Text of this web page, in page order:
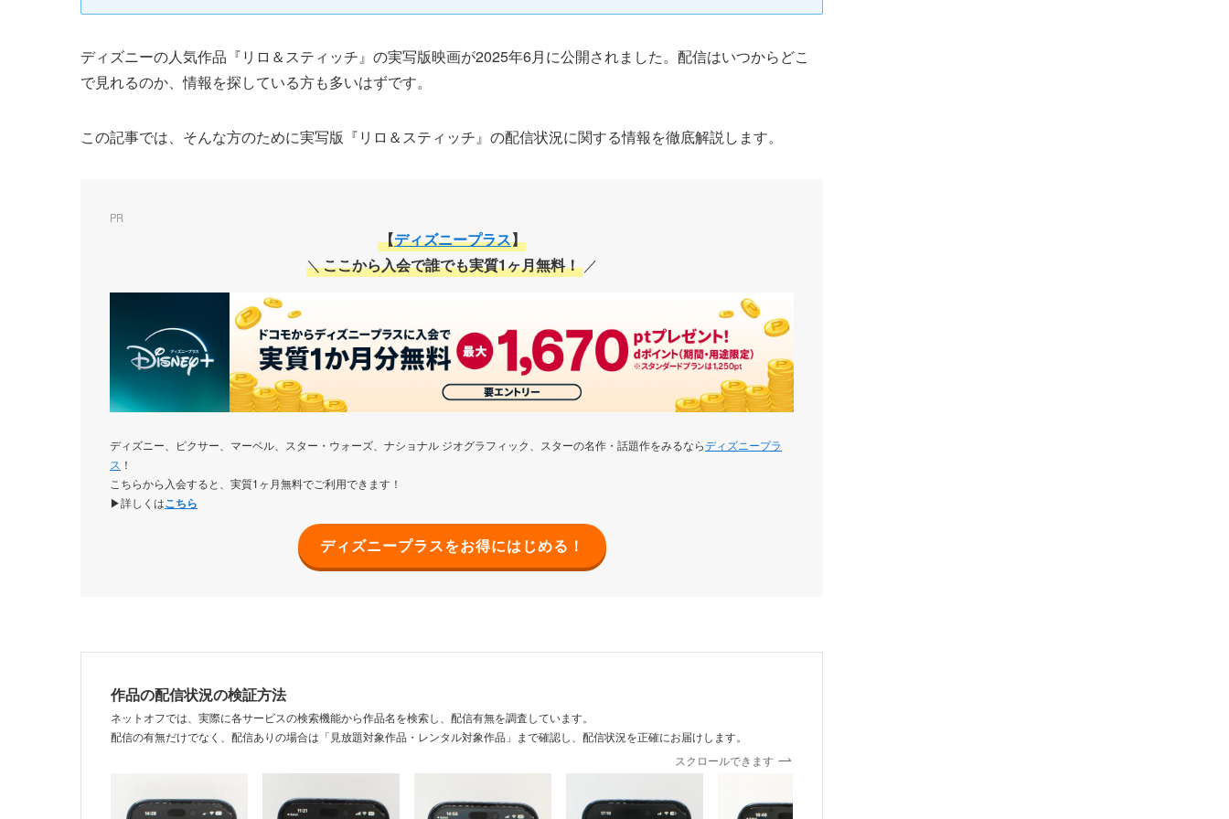
ディズニーの人気作品『リロ＆スティッチ』の実写版映画が2025年6月に公開されました。配信はいつからどこ
で見れるのか、情報を探している方も多いはずです。
この記事では、そんな方のために実写版『リロ＆スティッチ』の配信状況に関する情報を徹底解説します。
PR
【ディズニープラス】
＼ここから入会で誰でも実質1ヶ月無料！／
ディズニー、ピクサー、マーベル、スター・ウォーズ、ナショナル ジオグラフィック、スターの名作・話題作をみるならディズニープラ
ス ！
こちらから入会すると、実質1ヶ月無料でご利用できます！
▶詳しくはこちら
ディズニープラスをお得にはじめる！
作品の配信状況の検証方法
ネットオフでは、実際に各サービスの検索機能から作品名を検索し、配信有無を調査しています。
配信の有無だけでなく、配信ありの場合は「見放題対象作品・レンタル対象作品」まで確認し、配信状況を正確にお届けします。
スクロールできます